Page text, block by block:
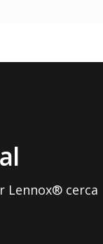
Lennox® cerca